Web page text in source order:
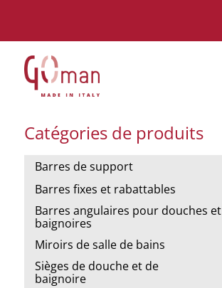
Catégories de produits
Barres de support
Barres fixes et rabattables
Barres angulaires pour douches et
baignoires
Miroirs de salle de bains
Sièges de douche et de
baignoire